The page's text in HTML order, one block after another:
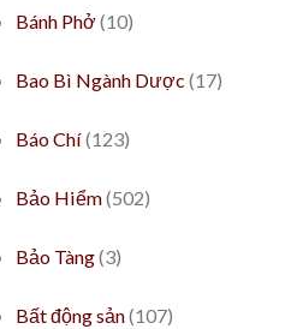
Bánh Phở (10)
Bao Bì Ngành Dược(17)
Báo Chí(123)
Bảo Hiểm(502)
Bảo Tàng(3)
Bất động sản(107)